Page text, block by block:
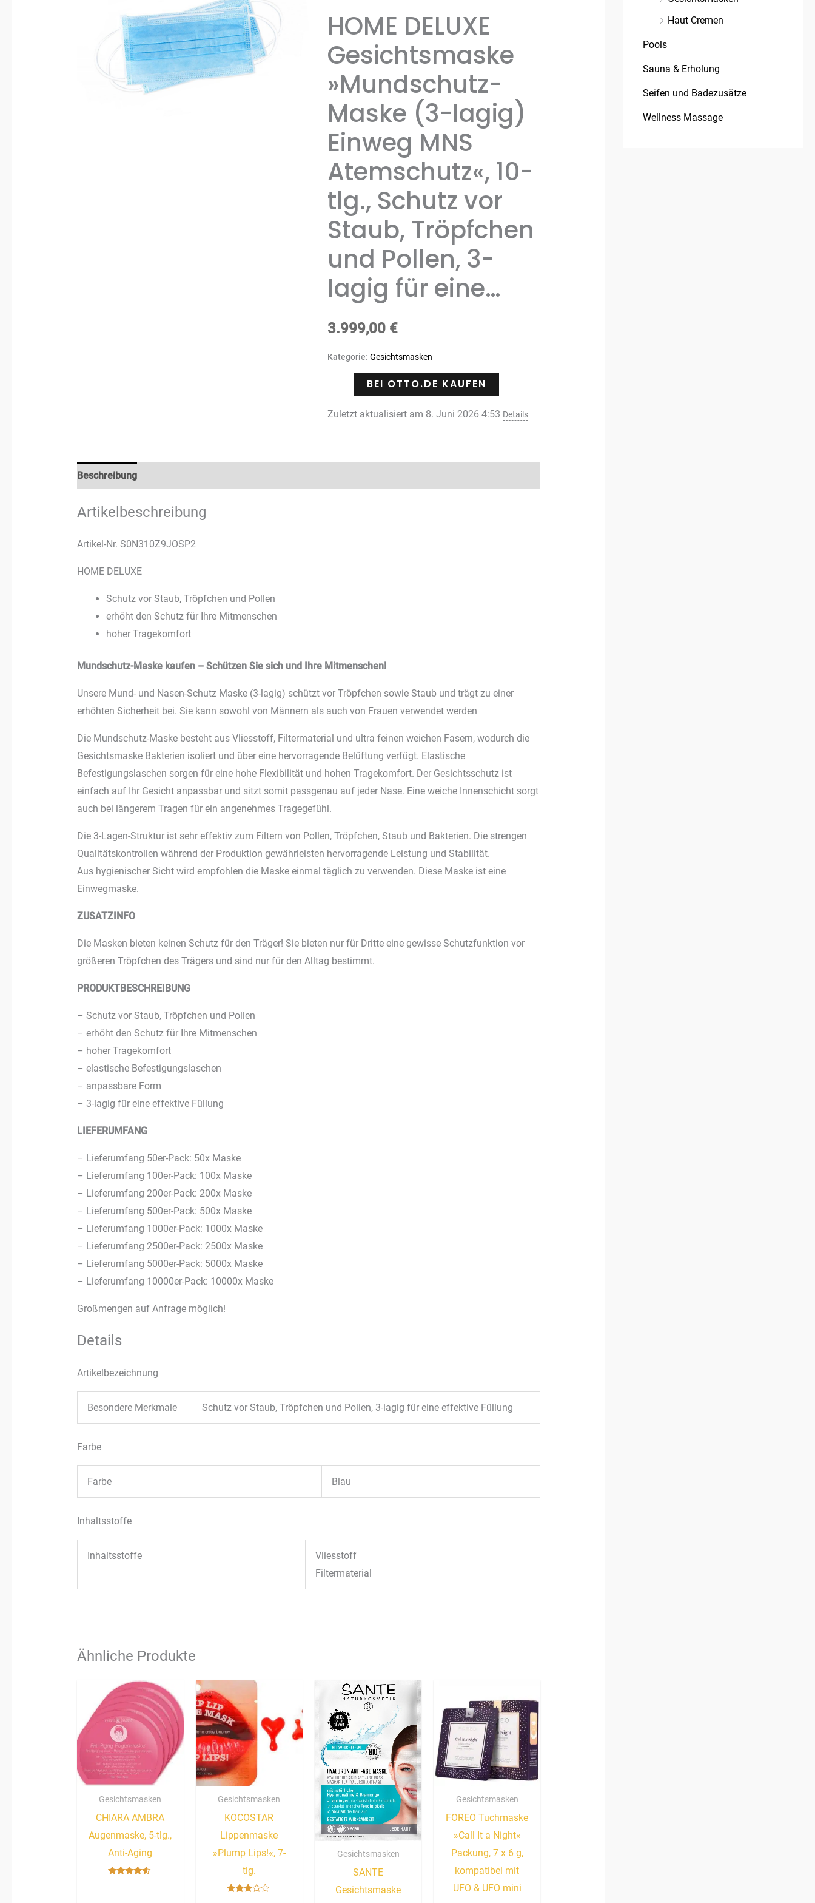
HOME DELUXE
Gesichtsmaske
»Mundschutz-
Maske (3-lagig)
Einweg MNS
Atemschutz«, 10-
tlg., Schutz vor
Staub, Tröpfchen
und Pollen, 3-
lagig für eine…
3.999,00 €
Kategorie: Gesichtsmasken
BEI OTTO.DE KAUFEN
Zuletzt aktualisiert am 8. Juni 2026 4:53 Details
Beschreibung
Artikelbeschreibung
Artikel-Nr. S0N310Z9JOSP2
HOME DELUXE
Schutz vor Staub, Tröpfchen und Pollen
erhöht den Schutz für Ihre Mitmenschen
hoher Tragekomfort
Mundschutz-Maske kaufen – Schützen Sie sich und Ihre Mitmenschen!
Unsere Mund- und Nasen-Schutz Maske (3-lagig) schützt vor Tröpfchen sowie Staub und trägt zu einer
erhöhten Sicherheit bei. Sie kann sowohl von Männern als auch von Frauen verwendet werden
Die Mundschutz-Maske besteht aus Vliesstoff, Filtermaterial und ultra feinen weichen Fasern, wodurch die
Gesichtsmaske Bakterien isoliert und über eine hervorragende Belüftung verfügt. Elastische
Befestigungslaschen sorgen für eine hohe Flexibilität und hohen Tragekomfort. Der Gesichtsschutz ist
einfach auf Ihr Gesicht anpassbar und sitzt somit passgenau auf jeder Nase. Eine weiche Innenschicht sorgt
auch bei längerem Tragen für ein angenehmes Tragegefühl.
Die 3-Lagen-Struktur ist sehr effektiv zum Filtern von Pollen, Tröpfchen, Staub und Bakterien. Die strengen
Qualitätskontrollen während der Produktion gewährleisten hervorragende Leistung und Stabilität.
Aus hygienischer Sicht wird empfohlen die Maske einmal täglich zu verwenden. Diese Maske ist eine
Einwegmaske.
ZUSATZINFO
Die Masken bieten keinen Schutz für den Träger! Sie bieten nur für Dritte eine gewisse Schutzfunktion vor
größeren Tröpfchen des Trägers und sind nur für den Alltag bestimmt.
PRODUKTBESCHREIBUNG
– Schutz vor Staub, Tröpfchen und Pollen
– erhöht den Schutz für Ihre Mitmenschen
– hoher Tragekomfort
– elastische Befestigungslaschen
– anpassbare Form
– 3-lagig für eine effektive Füllung
LIEFERUMFANG
– Lieferumfang 50er-Pack: 50x Maske
– Lieferumfang 100er-Pack: 100x Maske
– Lieferumfang 200er-Pack: 200x Maske
– Lieferumfang 500er-Pack: 500x Maske
– Lieferumfang 1000er-Pack: 1000x Maske
– Lieferumfang 2500er-Pack: 2500x Maske
– Lieferumfang 5000er-Pack: 5000x Maske
– Lieferumfang 10000er-Pack: 10000x Maske
Großmengen auf Anfrage möglich!
Details
Artikelbezeichnung
Besondere Merkmale Schutz vor Staub, Tröpfchen und Pollen, 3-lagig für eine effektive Füllung
Farbe
Farbe Blau
Inhaltsstoffe
Inhaltsstoffe
Vliesstoff
Filtermaterial
Ähnliche Produkte
Gesichtsmasken
CHIARA AMBRA
Augenmaske, 5-tlg.,
Anti-Aging
Gesichtsmasken
KOCOSTAR
Lippenmaske
»Plump Lips!«, 7-
tlg.
Gesichtsmasken
SANTE
Gesichtsmaske
Gesichtsmasken
FOREO Tuchmaske
»Call It a Night«
Packung, 7 x 6 g,
kompatibel mit
UFO & UFO mini
Haut Cremen
Pools
Sauna & Erholung
Seifen und Badezusätze
Wellness Massage